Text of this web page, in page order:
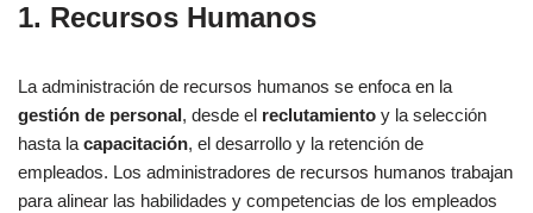
1. Recursos Humanos
La administración de recursos humanos se enfoca en la
gestión de personal, desde el reclutamiento y la selección
hasta la capacitación, el desarrollo y la retención de
empleados. Los administradores de recursos humanos trabajan
para alinear las habilidades y competencias de los empleados